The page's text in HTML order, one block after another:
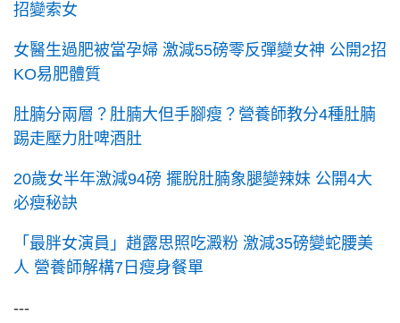
招變索女
女醫生過肥被當孕婦 激減55磅零反彈變女神 公開2招
KO易肥體質
肚腩分兩層？肚腩大但手腳瘦？營養師教分4種肚腩
踢走壓力肚啤酒肚
20歲女半年激減94磅 擺脫肚腩象腿變辣妹 公開4大
必瘦秘訣
「最胖女演員」趙露思照吃澱粉 激減35磅變蛇腰美
人 營養師解構7日瘦身餐單
---